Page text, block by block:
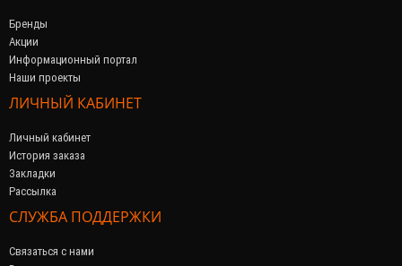
Бренды
Акции
Информационный портал
Наши проекты
ЛИЧНЫЙ КАБИНЕТ
Личный кабинет
История заказа
Закладки
Рассылка
СЛУЖБА ПОДДЕРЖКИ
Связаться с нами